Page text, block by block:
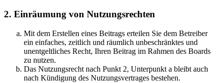
2. Einräumung von Nutzungsrechten
Mit dem Erstellen eines Beitrags erteilen Sie dem Betreiber
ein einfaches, zeitlich und räumlich unbeschränktes und
unentgeltliches Recht, Ihren Beitrag im Rahmen des Boards
zu nutzen.
Das Nutzungsrecht nach Punkt 2, Unterpunkt a bleibt auch
nach Kündigung des Nutzungsvertrages bestehen.